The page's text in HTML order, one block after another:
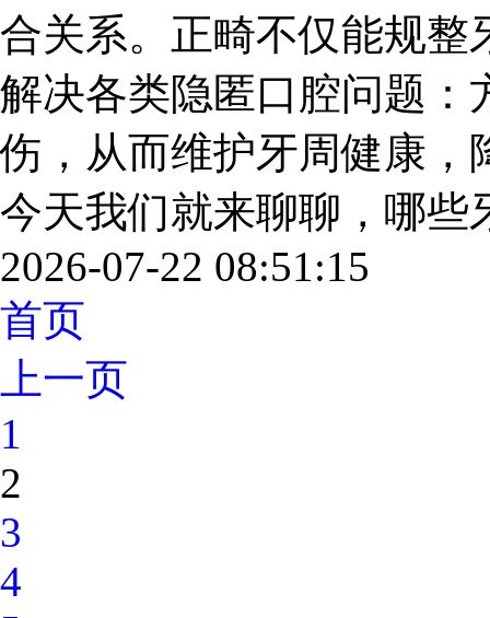
合关系。正畸不仅能规整
解决各类隐匿口腔问题：
伤，从而维护牙周健康，
今天我们就来聊聊，哪些
2026-07-22 08:51:15
首页
上一页
1
2
3
4